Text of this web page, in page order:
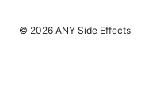
© 2026 ANY Side Effects